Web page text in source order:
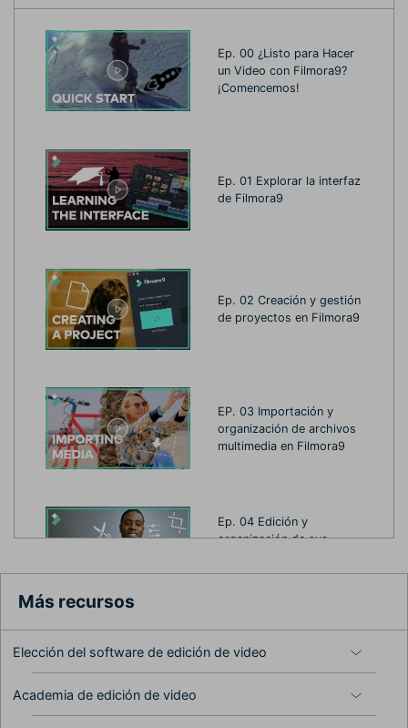
Ep. 00 ¿Listo para Hacer
un Video con Filmora9?
¡Comencemos!
Ep. 01 Explorar la interfaz
de Filmora9
Ep. 02 Creación y gestión
de proyectos en Filmora9
EP. 03 Importación y
organización de archivos
multimedia en Filmora9
Ep. 04 Edición y
organización de sus
tiempo
Ep. 05 Exportar y
compartir tu video
Más recursos
Elección del software de edición de video
Academia de edición de video